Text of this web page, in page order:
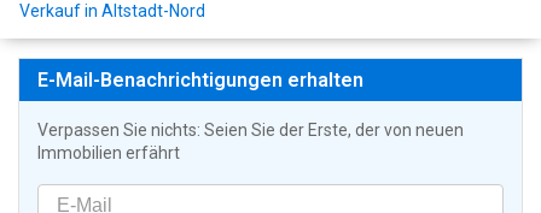
Verkauf in Altstadt-Nord
E-Mail-Benachrichtigungen erhalten
Verpassen Sie nichts: Seien Sie der Erste, der von neuen
Immobilien erfährt